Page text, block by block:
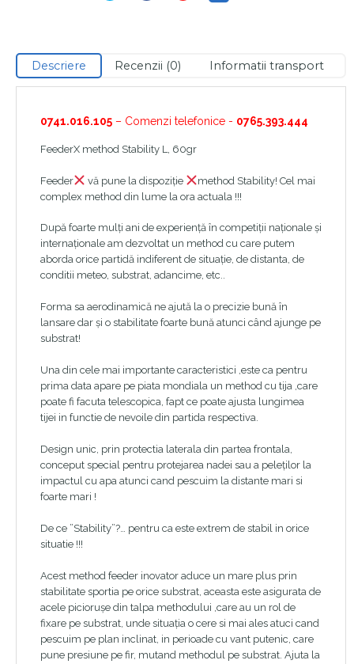
Descriere Recenzii (0) Informatii transport
0741.016.105 – Comenzi telefonice - 0765.393.444
FeederX method Stability L, 60gr
Feeder vă pune la dispoziție
method Stability! Cel mai
complex method din lume la ora actuala !!!
După foarte mulți ani de experiență în competiții naționale și
internaționale am dezvoltat un method cu care putem
aborda orice partidă indiferent de situație, de distanta, de
conditii meteo, substrat, adancime, etc..
Forma sa aerodinamică ne ajută la o precizie bună în
lansare dar și o stabilitate foarte bună atunci când ajunge pe
substrat!
Una din cele mai importante caracteristici ,este ca pentru
prima data apare pe piata mondiala un method cu tija ,care
poate fi facuta telescopica, fapt ce poate ajusta lungimea
tijei in functie de nevoile din partida respectiva.
Design unic, prin protectia laterala din partea frontala,
conceput special pentru protejarea nadei sau a peleților la
impactul cu apa atunci cand pescuim la distante mari si
foarte mari !
De ce ”Stability”?… pentru ca este extrem de stabil in orice
situatie !!!
Acest method feeder inovator aduce un mare plus prin
stabilitate sportia pe orice substrat, aceasta este asigurata de
acele piciorușe din talpa methodului ,care au un rol de
fixare pe substrat, unde situația o cere si mai ales atuci cand
pescuim pe plan inclinat, in perioade cu vant putenic, care
pune presiune pe fir, mutand methodul pe substrat. Ajuta la